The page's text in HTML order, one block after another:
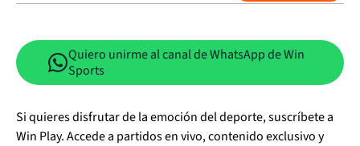
Quiero unirme al canal de WhatsApp de Win
Sports
Si quieres disfrutar de la emoción del deporte, suscríbete a
Win Play. Accede a partidos en vivo, contenido exclusivo y